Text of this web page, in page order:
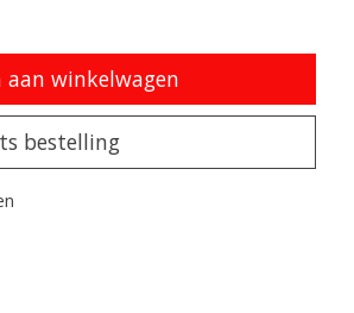
aan winkelwagen
bestelling